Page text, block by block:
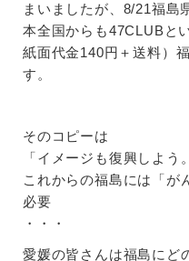
まいましたが、8/21福島
本全国からも47CLUBと
紙面代金140円＋送料）
す。
そのコピーは
「イメージも復興しよう
これからの福島には「が
必要
・・・
愛媛の皆さんは福島にど